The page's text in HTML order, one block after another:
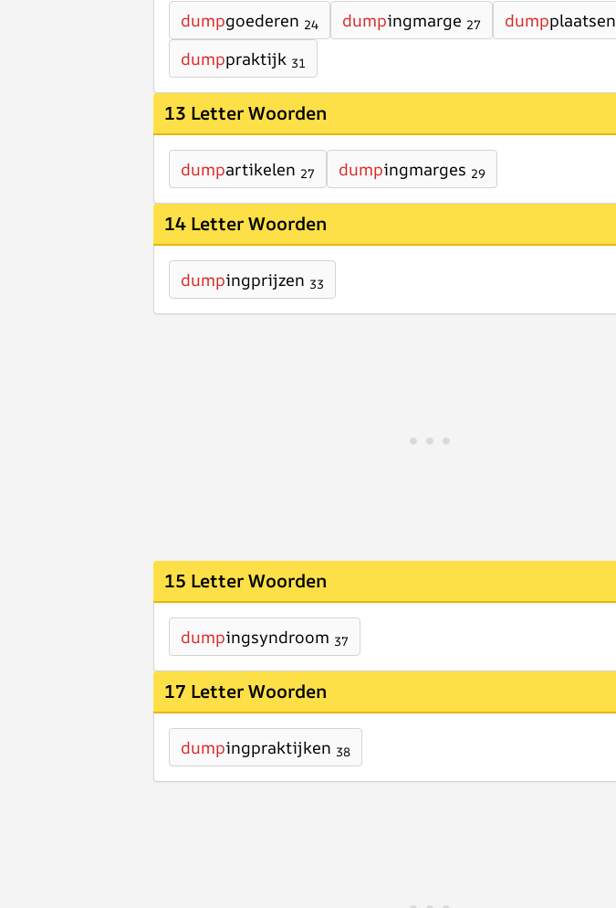
dumpgoederen 24 dumpingmarge 27 dumpplaatsen
dumppraktijk 31
13 Letter Woorden
dumpartikelen 27 dumpingmarges 29
14 Letter Woorden
dumpingprijzen 33
15 Letter Woorden
dumpingsyndroom 37
17 Letter Woorden
dumpingpraktijken 38